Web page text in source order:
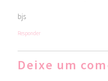
bjs
Responder
Deixe um